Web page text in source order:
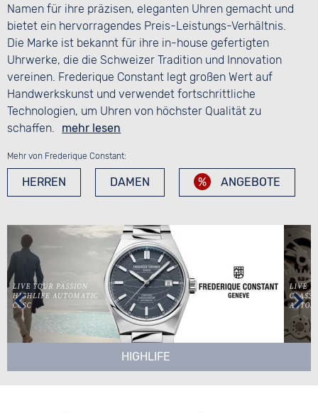
Namen für ihre präzisen, eleganten Uhren gemacht und
bietet ein hervorragendes Preis-Leistungs-Verhältnis.
Die Marke ist bekannt für ihre in-house gefertigten
Uhrwerke, die die Schweizer Tradition und Innovation
vereinen. Frederique Constant legt großen Wert auf
Handwerkskunst und verwendet fortschrittliche
Technologien, um Uhren von höchster Qualität zu
schaffen.
mehr lesen
Mehr von Frederique Constant:
HERREN DAMEN ANGEBOTE
HIGHLIFE